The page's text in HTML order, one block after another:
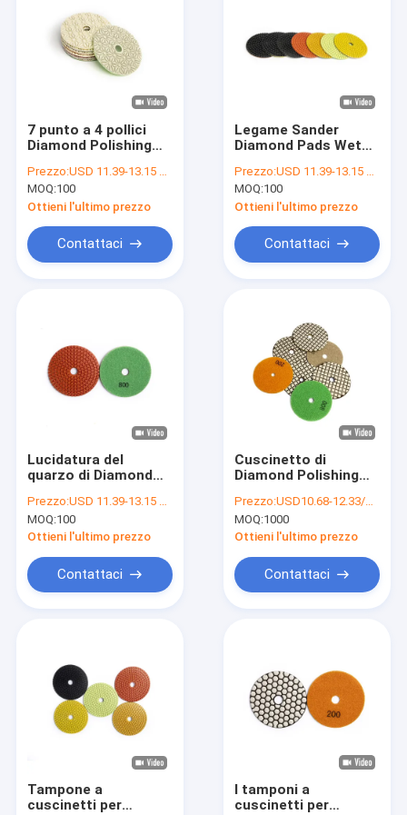
Circa noi
Giro della fabbrica
7 punto a 4 pollici
Diamond Polishing
bagnato
Prezzo:USD 11.39-13.15 Unit price
MOQ:100
Ottieni l'ultimo prezzo
Contattaci
Legame Sander
Diamond Pads Wet
orbitale della resina
di 7 punti
Prezzo:USD 11.39-13.15 Unit price
MOQ:100
Ottieni l'ultimo prezzo
Contattaci
Lucidatura del
quarzo di Diamond
For del legame della
resina
Prezzo:USD 11.39-13.15 Unit price
MOQ:100
Ottieni l'ultimo prezzo
Contattaci
Cuscinetto di
Diamond Polishing
delle mattonelle per
la smerigliatrice di
angolo
Prezzo:USD10.68-12.33/piece
MOQ:1000
Ottieni l'ultimo prezzo
Contattaci
Tampone a
cuscinetti per
I tamponi a
cuscinetti per